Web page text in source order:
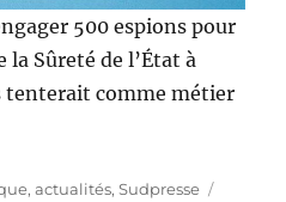
500 espions pour
Sûreté de l’État à
tenterait comme métier
actualités,Sudpresse